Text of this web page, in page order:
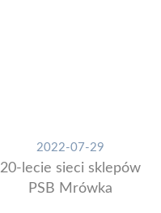
2022-07-29
20-lecie sieci sklepów
PSB Mrówka